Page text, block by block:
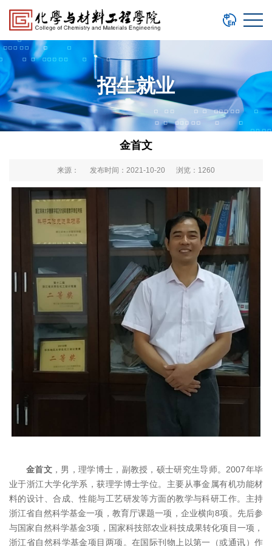
招生就业
金首文
来源： 发布时间：2021-10-20 浏览： 1260
金首文，男，理学博士，副教授，硕士研究生导师。2007年毕
业于浙江大学化学系，获理学博士学位。主要从事金属有机功能材
料的设计、合成、性能与工艺研发等方面的教学与科研工作。主持
浙江省自然科学基金一项，教育厅课题一项，企业横向8项。先后参
与国家自然科学基金3项，国家科技部农业科技成果转化项目一项，
浙江省自然科学基金项目两项。在国际刊物上以第一（或通讯）作